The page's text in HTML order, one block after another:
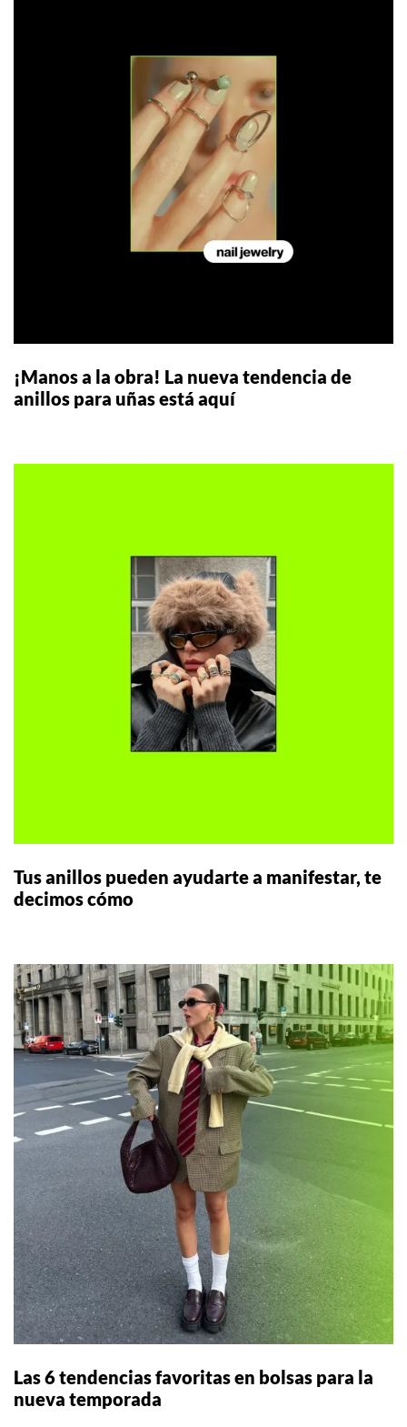
¡Manos a la obra! La nueva tendencia de
anillos para uñas está aquí
Tus anillos pueden ayudarte a manifestar, te
decimos cómo
Las 6 tendencias favoritas en bolsas para la
nueva temporada